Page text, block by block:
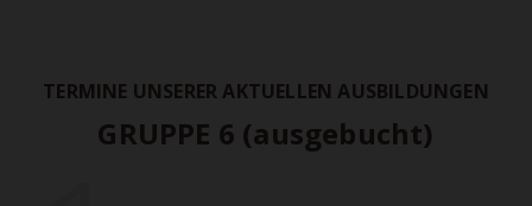
TERMINE UNSERER AKTUELLEN AUSBILDUNGEN
GRUPPE 6 (ausgebucht)